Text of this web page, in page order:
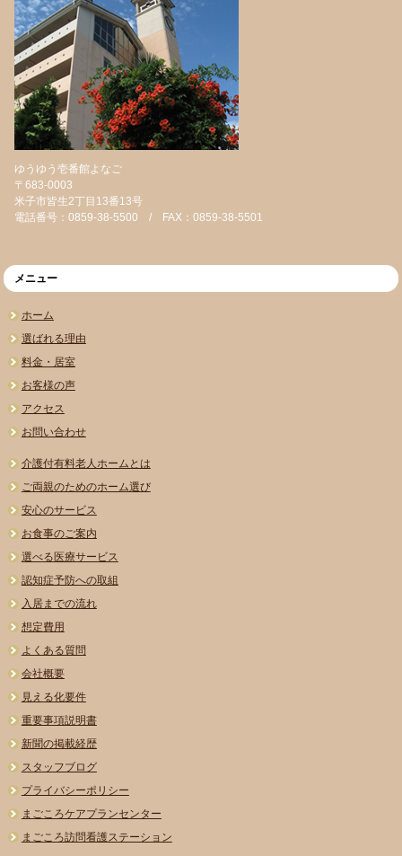
ゆうゆう壱番館よなご
〒683-0003
米子市皆生2丁目13番13号
電話番号：0859-38-5500 / FAX：0859-38-5501
メニュー
ホーム
選ばれる理由
料金・居室
お客様の声
アクセス
お問い合わせ
介護付有料老人ホームとは
ご両親のためのホーム選び
安心のサービス
お食事のご案内
選べる医療サービス
認知症予防への取組
入居までの流れ
想定費用
よくある質問
会社概要
見える化要件
重要事項説明書
新聞の掲載経歴
スタッフブログ
プライバシーポリシー
まごころケアプランセンター
まごころ訪問看護ステーション